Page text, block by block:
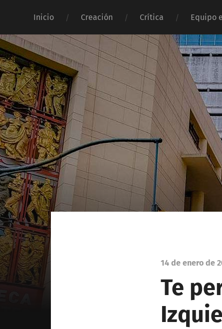
Inicio Creación Crítica Equipo
14 de enero de
Te